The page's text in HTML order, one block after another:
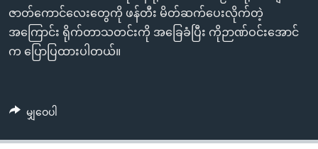
ကျော်
ရန်
ဇာတ်ကောင်လေးတွေကို ဖန်တီး မိတ်ဆက်ပေးလိုက်တဲ့
အကြောင်း ရိုက်တာသတင်းကို အခြေခံပြီး ကိုဉာဏ်ဝင်းအောင်
က ပြောပြထားပါတယ်။
မျှဝေပါ